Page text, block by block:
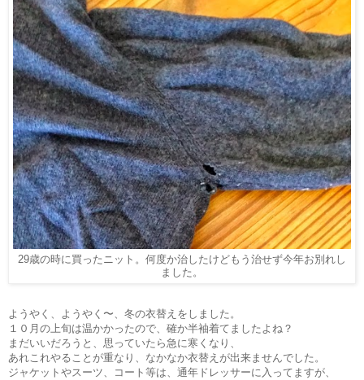
29歳の時に買ったニット。何度か治したけどもう治せず今年お別れし
ました。
ようやく、ようやく〜、冬の衣替えをしました。
１０月の上旬は温かかったので、確か半袖着てましたよね？
まだいいだろうと、思っていたら急に寒くなり、
あれこれやることが重なり、なかなか衣替えが出来ませんでした。
ジャケットやスーツ、コート等は、通年ドレッサーに入ってますが、